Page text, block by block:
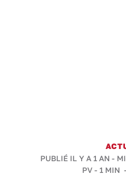
PUBLIÉ IL Y A 1 AN -
PV- 1 MIN